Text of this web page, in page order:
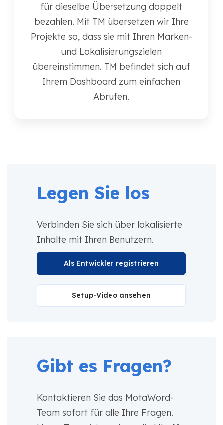
für dieselbe Übersetzung doppelt
bezahlen. Mit TM übersetzen wir Ihre
Projekte so, dass sie mit Ihren Marken-
und Lokalisierungszielen
übereinstimmen. TM befindet sich auf
Ihrem Dashboard zum einfachen
Abrufen.
Legen Sie los
Verbinden Sie sich über lokalisierte
Inhalte mit Ihren Benutzern.
Als Entwickler registrieren
Setup-Video ansehen
Gibt es Fragen?
Kontaktieren Sie das MotaWord-
Team sofort für alle Ihre Fragen.